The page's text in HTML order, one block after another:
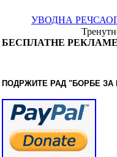
УВОДНА РЕЧ
БЕСПЛАТНЕ
ПОДРЖИТЕ РАД "БОРБЕ ЗА